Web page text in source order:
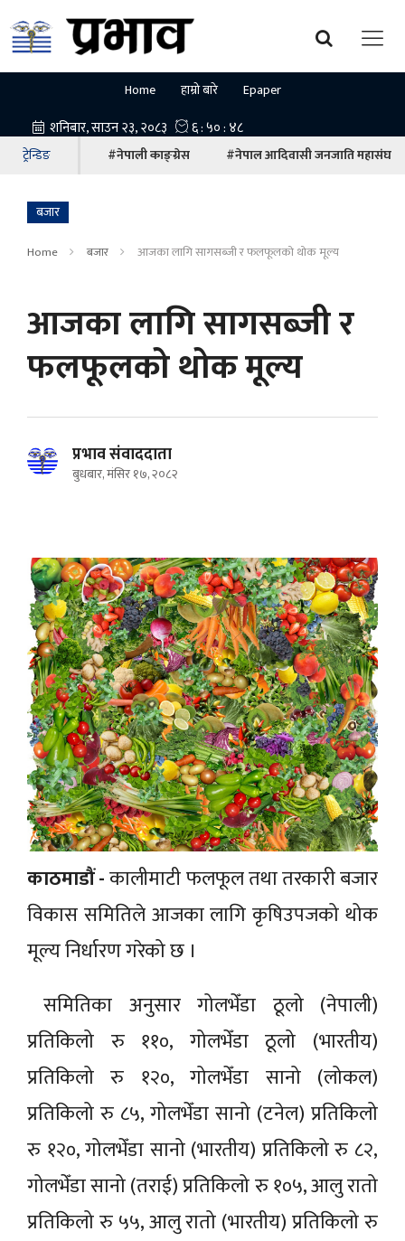
Home हाम्रो बारे Epaper
ट्रेन्डिङ #नेपाली काङ्ग्रेस #नेपाल आदिवासी जनजाति महासंघ
बजार
Home बजार आजका लागि सागसब्जी र फलफूलको थोक मूल्य
आजका लागि सागसब्जी र
फलफूलको थोक मूल्य
प्रभाव संवाददाता
बुधबार, मंसिर १७, २०८२
काठमाडौं -कालीमाटी फलफूल तथा तरकारी बजार
विकास समितिले आजका लागि कृषिउपजको थोक
मूल्य निर्धारण गरेको छ ।
समितिका अनुसार गोलभेँडा ठूलो (नेपाली)
प्रतिकिलो रु ११०, गोलभेँडा ठूलो (भारतीय)
प्रतिकिलो रु १२०, गोलभेँडा सानो (लोकल)
प्रतिकिलो रु ८५, गोलभेँडा सानो (टनेल) प्रतिकिलो
रु १२०, गोलभेँडा सानो (भारतीय) प्रतिकिलो रु ८२,
गोलभेँडा सानो (तराई) प्रतिकिलो रु १०५, आलु रातो
प्रतिकिलो रु ५५, आलु रातो (भारतीय) प्रतिकिलो रु